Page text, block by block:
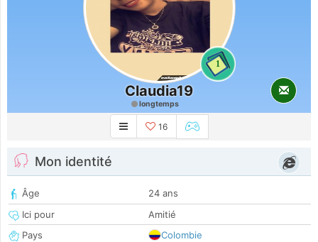
1
Claudia19
longtemps
16
Mon identité
Âge
24 ans
Ici pour
Amitié
Pays
Colombie